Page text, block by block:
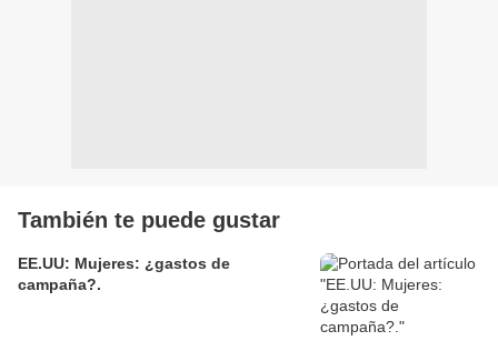
También te puede gustar
EE.UU: Mujeres: ¿gastos de
campaña?.